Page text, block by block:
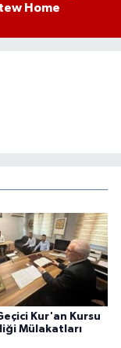
Home
Kur'an Kursu
Mülakatları